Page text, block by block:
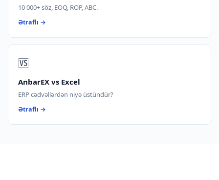
10 000+ söz, EOQ, ROP, ABC.
Ətraflı →
🆚
AnbarEX vs Excel
ERP cədvəllərdən niyə üstündür?
Ətraflı →